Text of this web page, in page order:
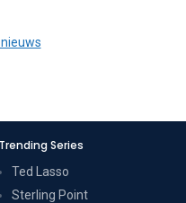
Trending Series
Ted Lasso
Sterling Point